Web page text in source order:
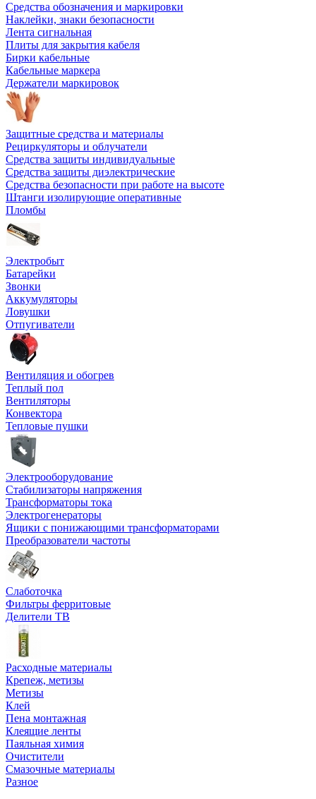
Средства обозначения и маркировки
Наклейки, знаки безопасности
Лента сигнальная
Плиты для закрытия кабеля
Бирки кабельные
Кабельные маркера
Держатели маркировок
Защитные средства и материалы
Рециркуляторы и облучатели
Средства защиты индивидуальные
Средства защиты диэлектрические
Средства безопасности при работе на высоте
Штанги изолирующие оперативные
Пломбы
Электробыт
Батарейки
Звонки
Аккумуляторы
Ловушки
Отпугиватели
Вентиляция и обогрев
Теплый пол
Вентиляторы
Конвектора
Тепловые пушки
Электрооборудование
Стабилизаторы напряжения
Трансформаторы тока
Электрогенераторы
Ящики с понижающими трансформаторами
Преобразователи частоты
Слаботочка
Фильтры ферритовые
Делители ТВ
Расходные материалы
Крепеж, метизы
Метизы
Клей
Пена монтажная
Клеящие ленты
Паяльная химия
Очистители
Смазочные материалы
Разное